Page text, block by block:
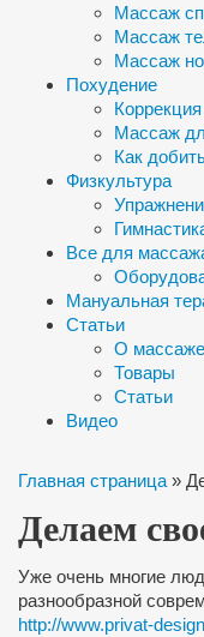
Массаж
Массаж
Массаж
Похудение
Массаж
Как
Физкультура
Все для
Мануальная
Статьи
О массаже
Товары
Статьи
Видео
Главная страница »
Делаем
Уже очень многие
разнообразной
http://www.privat-